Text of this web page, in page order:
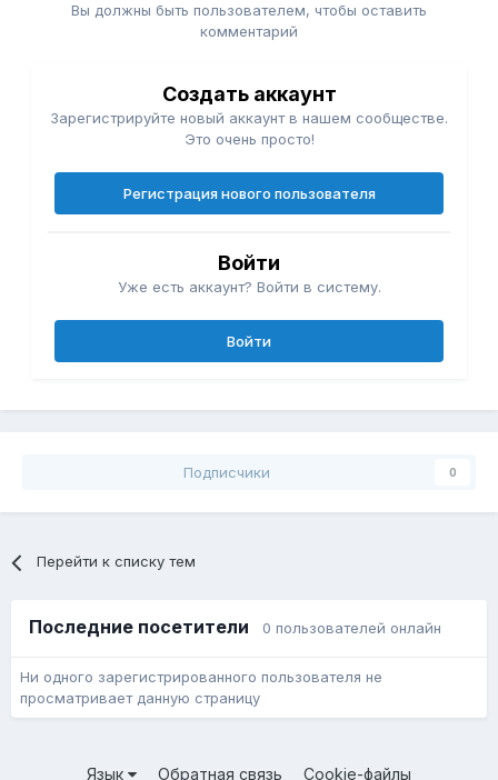
Вы должны быть пользователем, чтобы оставить
комментарий
Создать аккаунт
Зарегистрируйте новый аккаунт в нашем сообществе.
Это очень просто!
Регистрация нового пользователя
Войти
Уже есть аккаунт? Войти в систему.
Войти
Подписчики 0
Перейти к списку тем
Последние посетители 0 пользователей онлайн
Ни одного зарегистрированного пользователя не
просматривает данную страницу
Язык Обратная связь Cookie-файлы